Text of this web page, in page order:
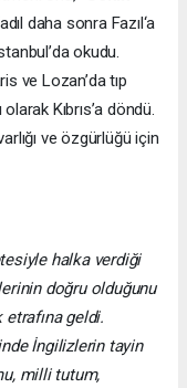
daha sonra Fazıl‘a
okudu.
ve Lozan’da tıp
Kıbrıs’a döndü.
ve özgürlüğü için
halka verdiği
doğru olduğunu
geldi.
İngilizlerin tayin
milli tutum,